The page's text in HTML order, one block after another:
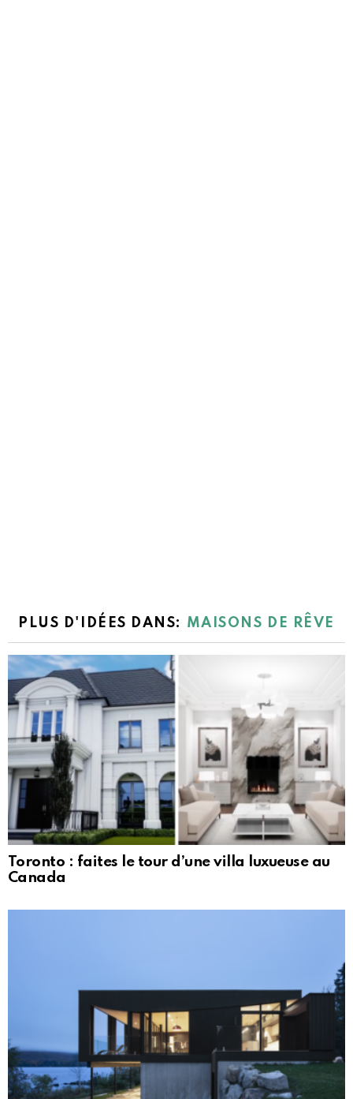
PLUS D'IDÉES DANS: MAISONS DE RÊVE
Toronto : faites le tour d’une villa luxueuse au
Canada